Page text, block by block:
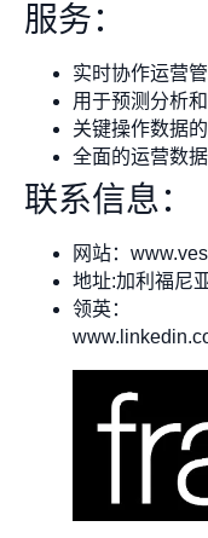
服务：
实时协作运营管
用于预测分析
关键操作数据
全面的运营数
联系信息：
网站：
地址:加利福尼
领英：